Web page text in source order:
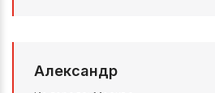
Александр